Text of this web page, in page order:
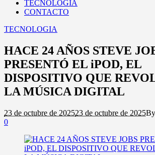
TECNOLOGIA
CONTACTO
TECNOLOGIA
HACE 24 AÑOS STEVE
PRESENTÓ EL iPOD, EL
DISPOSITIVO QUE
LA MÚSICA DIGITAL
23 de octubre de 202523 de octubre de 2025By
0